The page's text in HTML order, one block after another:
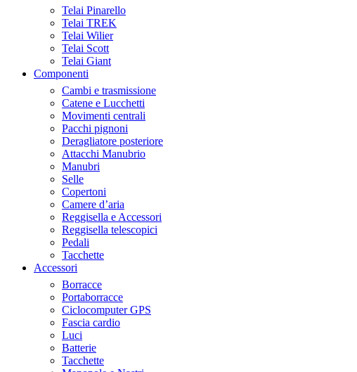
Telai Pinarello
Telai TREK
Telai Wilier
Telai Scott
Telai Giant
Componenti
Cambi e trasmissione
Catene e Lucchetti
Movimenti centrali
Pacchi pignoni
Deragliatore posteriore
Attacchi Manubrio
Manubri
Selle
Copertoni
Camere d’aria
Reggisella e Accessori
Reggisella telescopici
Pedali
Tacchette
Accessori
Borracce
Portaborracce
Ciclocomputer GPS
Fascia cardio
Luci
Batterie
Tacchette